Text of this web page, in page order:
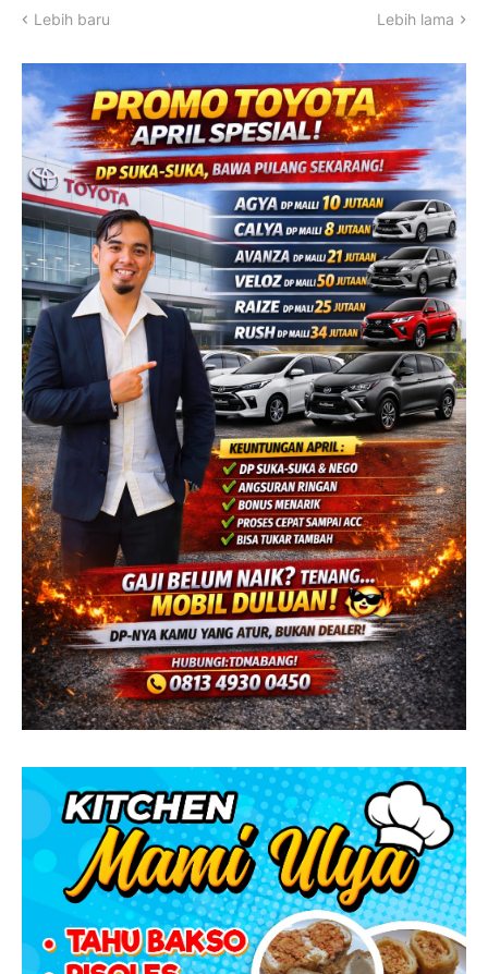
Lebih baru Lebih lama